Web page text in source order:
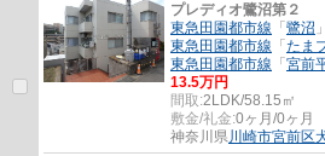
プレディオ鷺沼第２
東急田園都市線 「 鷺沼
東急田園都市線 「 たま
東急田園都市線 「 宮前
13.5万円
間取:2LDK/58.15㎡
敷金/礼金:0ヶ月/0ヶ月
神奈川県川崎市宮前区